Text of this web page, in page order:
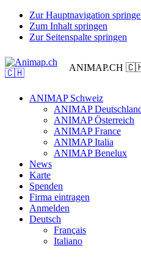
Zur Hauptnavigation
Zum Inhalt springen
Zur Seitenspalte springen
ANIMAP.CH
ANIMAP Schweiz
ANIMAP
ANIMAP Österreich
ANIMAP France
ANIMAP Italia
ANIMAP Benelux
News
Karte
Spenden
Firma eintragen
Anmelden
Deutsch
Français
Italiano